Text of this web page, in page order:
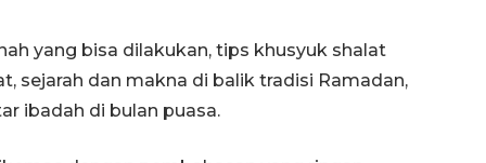
yang bisa dilakukan, tips khusyuk shalat
sejarah dan makna di balik tradisi Ramadan,
ibadah di bulan puasa.